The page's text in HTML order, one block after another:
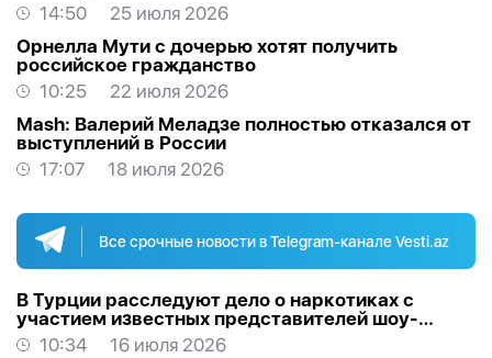
14:50
25 июля 2026
Орнелла Мути с дочерью хотят получить
российское гражданство
10:25
22 июля 2026
Mash: Валерий Меладзе полностью отказался от
выступлений в России
17:07
18 июля 2026
Все срочные новости в Telegram-канале Vesti.az
В Турции расследуют дело о наркотиках с
участием известных представителей шоу-
бизнеса
10:34
16 июля 2026